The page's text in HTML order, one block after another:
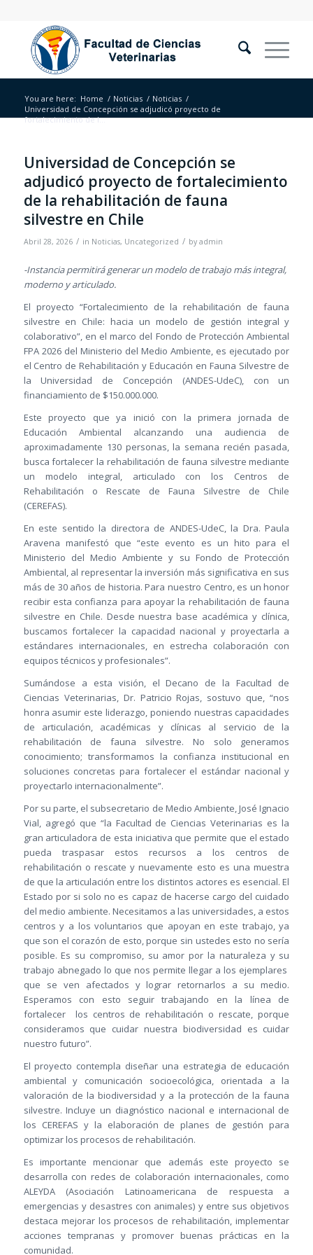
You are here: Home / Noticias / Noticias /
Universidad de Concepción se adjudicó proyecto de
fortalecimiento de l...
Universidad de Concepción se
adjudicó proyecto de fortalecimiento
de la rehabilitación de fauna
silvestre en Chile
Abril 28, 2026 / in Noticias, Uncategorized / by admin
-Instancia permitirá generar un modelo de trabajo más integral,
moderno y articulado.
El proyecto “Fortalecimiento de la rehabilitación de fauna
silvestre en Chile: hacia un modelo de gestión integral y
colaborativo”, en el marco del Fondo de Protección Ambiental
FPA 2026 del Ministerio del Medio Ambiente, es ejecutado por
el Centro de Rehabilitación y Educación en Fauna Silvestre de
la Universidad de Concepción (ANDES-UdeC), con un
financiamiento de $150.000.000.
Este proyecto que ya inició con la primera jornada de
Educación Ambiental alcanzando una audiencia de
aproximadamente 130 personas, la semana recién pasada,
busca fortalecer la rehabilitación de fauna silvestre mediante
un modelo integral, articulado con los Centros de
Rehabilitación o Rescate de Fauna Silvestre de Chile
(CEREFAS).
En este sentido la directora de ANDES-UdeC, la Dra. Paula
Aravena manifestó que “este evento es un hito para el
Ministerio del Medio Ambiente y su Fondo de Protección
Ambiental, al representar la inversión más significativa en sus
más de 30 años de historia. Para nuestro Centro, es un honor
recibir esta confianza para apoyar la rehabilitación de fauna
silvestre en Chile. Desde nuestra base académica y clínica,
buscamos fortalecer la capacidad nacional y proyectarla a
estándares internacionales, en estrecha colaboración con
equipos técnicos y profesionales”.
Sumándose a esta visión, el Decano de la Facultad de
Ciencias Veterinarias, Dr. Patricio Rojas, sostuvo que, “nos
honra asumir este liderazgo, poniendo nuestras capacidades
de articulación, académicas y clínicas al servicio de la
rehabilitación de fauna silvestre. No solo generamos
conocimiento; transformamos la confianza institucional en
soluciones concretas para fortalecer el estándar nacional y
proyectarlo internacionalmente”.
Por su parte, el subsecretario de Medio Ambiente, José Ignacio
Vial, agregó que “la Facultad de Ciencias Veterinarias es la
gran articuladora de esta iniciativa que permite que el estado
pueda traspasar estos recursos a los centros de
rehabilitación o rescate y nuevamente esto es una muestra
de que la articulación entre los distintos actores es esencial. El
Estado por si solo no es capaz de hacerse cargo del cuidado
del medio ambiente. Necesitamos a las universidades, a estos
centros y a los voluntarios que apoyan en este trabajo, ya
que son el corazón de esto, porque sin ustedes esto no sería
posible. Es su compromiso, su amor por la naturaleza y su
trabajo abnegado lo que nos permite llegar a los ejemplares
que se ven afectados y lograr retornarlos a su medio.
Esperamos con esto seguir trabajando en la línea de
fortalecer los centros de rehabilitación o rescate, porque
consideramos que cuidar nuestra biodiversidad es cuidar
nuestro futuro”.
El proyecto contempla diseñar una estrategia de educación
ambiental y comunicación socioecológica, orientada a la
valoración de la biodiversidad y a la protección de la fauna
silvestre. Incluye un diagnóstico nacional e internacional de
los CEREFAS y la elaboración de planes de gestión para
optimizar los procesos de rehabilitación.
Es importante mencionar que además este proyecto se
desarrolla con redes de colaboración internacionales, como
ALEYDA (Asociación Latinoamericana de respuesta a
emergencias y desastres con animales) y entre sus objetivos
destaca mejorar los procesos de rehabilitación, implementar
acciones tempranas y promover buenas prácticas en la
comunidad.